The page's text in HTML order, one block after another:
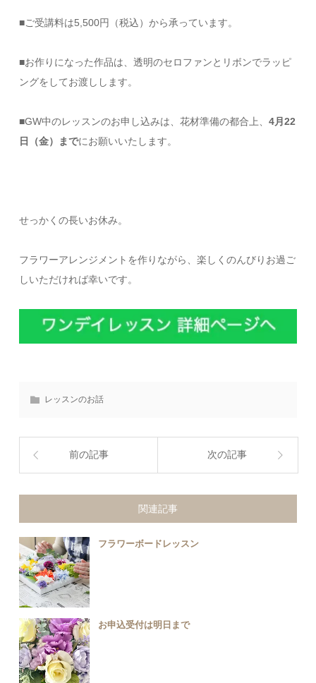
■ご受講料は5,500円（税込）から承っています。
■お作りになった作品は、透明のセロファンとリボンでラッピ
ングをしてお渡しします。
■GW中のレッスンのお申し込みは、花材準備の都合上、4月22
日（金）までにお願いいたします。
せっかくの長いお休み。
フラワーアレンジメントを作りながら、楽しくのんびりお過ご
しいただければ幸いです。
レッスンのお話
前の記事 次の記事
関連記事
フラワーボードレッスン
お申込受付は明日まで